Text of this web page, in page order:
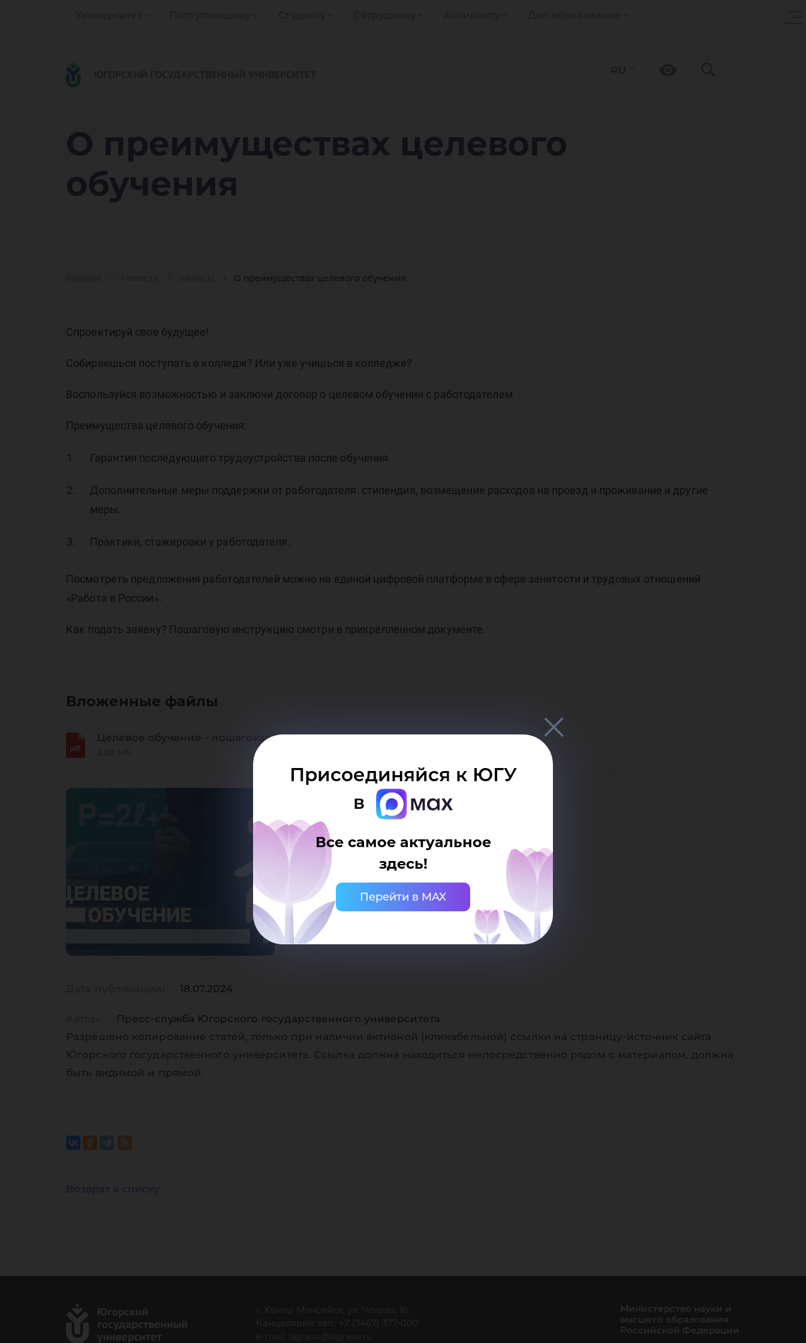
О преимуществах целевого
обучения
О преимуществах целевого обучения
О
целевого
Присоединяйся к ЮГУ
в
Все самое актуальное
здесь!
Перейти в MAX
Спроектируй свое будущее!
Собираешься поступать в колледж? Или уже учишься в колледже?
Воспользуйся возможностью и заключи договор о целевом обучении с работодателем
Преимущества целевого обучения:
Гарантия последующего трудоустройства после обучения.
Дополнительные меры поддержки от работодателя: стипендия, возмещение расходов на проезд и проживание и другие
меры.
Практики, стажировки у работодателя.
Посмотреть предложения работодателей можно на единой цифровой платформе в сфере занятости и трудовых отношений
«Работа в России».
Как подать заявку? Пошаговую инструкцию смотри в прикрепленном документе.
Вложенные файлы
Целевое обучение - пошаговая инструкция
18.07.2024
Пресс-служба Югорского государственного университета
Разрешено копирование статей, только при наличии активной (кликабельной) ссылки на страницу-источник сайта
Югорского государственного университета. Ссылка должна находиться непосредственно рядом с материалом, должна
быть видимой и прямой.
Возврат к списку
г. Ханты-Мансийск, ул. Чехова, 16
Канцелярия: тел.: +7 (3467) 377-000
e-mail:
ugrasu@ugrasu.ru
Министерство науки и
высшего образования
Российской Федерации